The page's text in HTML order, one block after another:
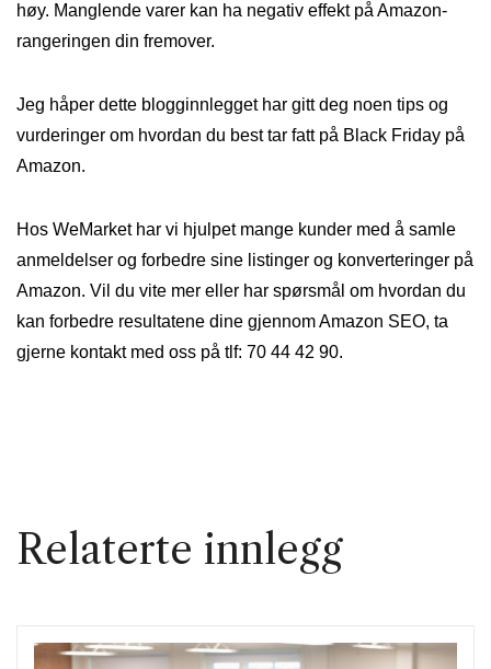
høy. Manglende varer kan ha negativ effekt på Amazon-
rangeringen din fremover.
Jeg håper dette blogginnlegget har gitt deg noen tips og
vurderinger om hvordan du best tar fatt på Black Friday på
Amazon.
Hos WeMarket har vi hjulpet mange kunder med å samle
anmeldelser og forbedre sine listinger og konverteringer på
Amazon. Vil du vite mer eller har spørsmål om hvordan du
kan forbedre resultatene dine gjennom Amazon SEO, ta
gjerne kontakt med oss på tlf: 70 44 42 90.
Relaterte innlegg